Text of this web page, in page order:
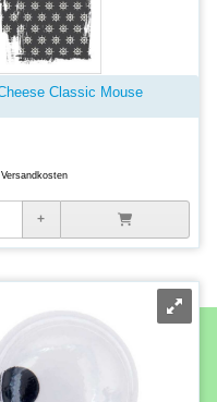
Classic Mouse
Versandkosten